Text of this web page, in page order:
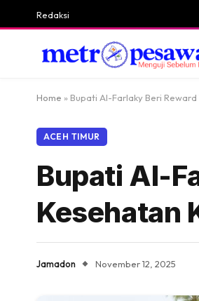
Redaksi
Home » Bupati Al-Farlaky Beri Reward
ACEH TIMUR
Bupati Al-
Kesehatan
Jamadon November 12, 2025